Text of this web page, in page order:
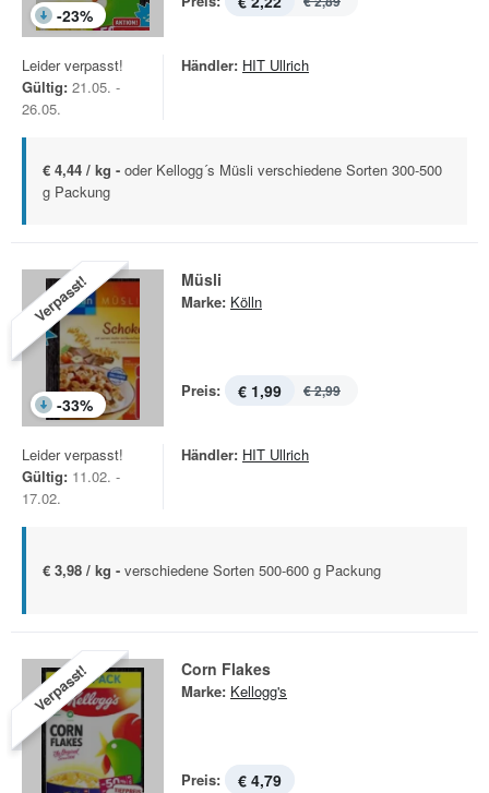
-23%
Leider verpasst!
Gültig: 21.05. -
26.05.
Händler: HIT Ullrich
€ 4,44 / kg - oder Kellogg´s Müsli verschiedene Sorten 300-500
g Packung
Verpasst!
-33%
Müsli
Marke: Kölln
Preis: € 1,99 € 2,99
Leider verpasst!
Gültig: 11.02. -
17.02.
Händler: HIT Ullrich
€ 3,98 / kg - verschiedene Sorten 500-600 g Packung
Verpasst! Corn Flakes
Marke: Kellogg's
Preis: € 4,79